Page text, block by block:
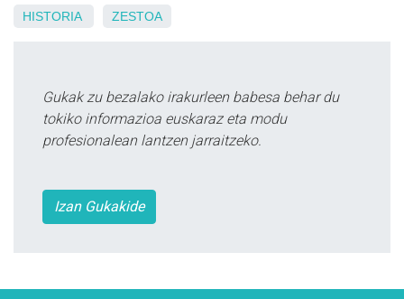
HISTORIA ZESTOA
Gukak zu bezalako irakurleen babesa behar du
tokiko informazioa euskaraz eta modu
profesionalean lantzen jarraitzeko.
Izan Gukakide